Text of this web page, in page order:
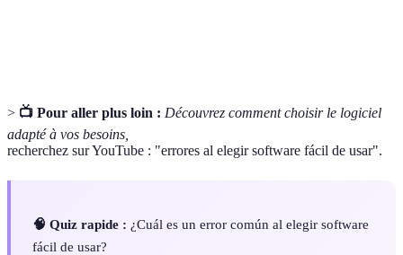
> 📺 Pour aller plus loin : Découvrez comment choisir le logiciel
adapté à vos besoins,
recherchez sur YouTube : "errores al elegir software fácil de usar".
🧠 Quiz rapide : ¿Cuál es un error común al elegir software
fácil de usar?